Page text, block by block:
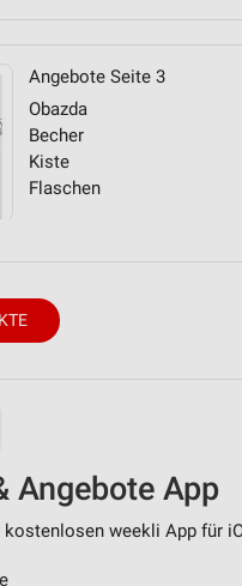
Angebote Seite 3
Obazda
Becher
Kiste
Flaschen
Angebote App
weekli App für
verschiedenen